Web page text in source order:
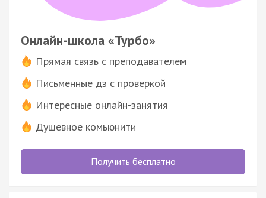
Онлайн-школа «Турбо»
Прямая связь с преподавателем
Письменные дз с проверкой
Интересные онлайн-занятия
Душевное комьюнити
Получить бесплатно